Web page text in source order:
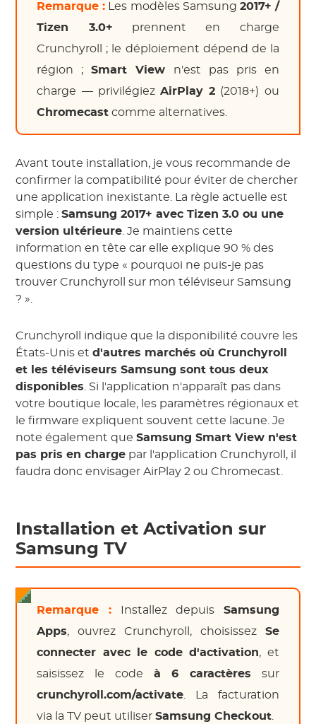
Remarque : Les modèles Samsung 2017+ /
Tizen 3.0+ prennent en charge
Crunchyroll ; le déploiement dépend de la
région ;Smart View n'est pas pris en
charge — privilégiez AirPlay 2 (2018+) ou
Chromecast comme alternatives.
Avant toute installation, je vous recommande de
confirmer la compatibilité pour éviter de chercher
une application inexistante. La règle actuelle est
simple :Samsung 2017+ avec Tizen 3.0 ou une
version ultérieure . Je maintiens cette
information en tête car elle explique 90 % des
questions du type « pourquoi ne puis-je pas
trouver Crunchyroll sur mon téléviseur Samsung
? ».
Crunchyroll indique que la disponibilité couvre les
États-Unis etd'autres marchés où Crunchyroll
et les téléviseurs Samsung sont tous deux
disponibles . Si l'application n'apparaît pas dans
votre boutique locale, les paramètres régionaux et
le firmware expliquent souvent cette lacune. Je
note également queSamsung Smart View n'est
pas pris en charge par l'application Crunchyroll, il
faudra donc envisager AirPlay 2 ou Chromecast.
Installation et Activation sur
Samsung TV
Remarque :Installez depuis Samsung
Apps, ouvrez Crunchyroll, choisissez Se
connecter avec le code d'activation, et
saisissez le code à 6 caractères sur
crunchyroll.com/activate . La facturation
via la TV peut utiliserSamsung Checkout